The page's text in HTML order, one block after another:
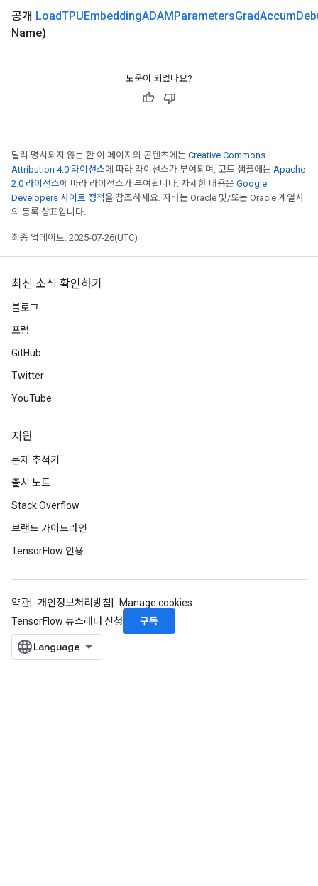
공개 LoadTPUEmbeddingADAMParametersGradAccum
Name)
도움이 되었나요?
달리 명시되지 않는 한 이 페이지의 콘텐츠에는 Creative Commons
Attribution 4.0 라이선스에 따라 라이선스가 부여되며, 코드 샘플에는 Apache
2.0 라이선스에 따라 라이선스가 부여됩니다. 자세한 내용은 Google
Developers 사이트 정책을 참조하세요. 자바는 Oracle 및/또는 Oracle 계열사
의 등록 상표입니다.
최종 업데이트: 2025-07-26(UTC)
최신 소식 확인하기
블로그
포럼
GitHub
Twitter
YouTube
지원
문제 추적기
출시 노트
Stack Overflow
브랜드 가이드라인
TensorFlow 인용
약관 개인정보처리방침
Manage cookies
TensorFlow 뉴스레터 신청
구독